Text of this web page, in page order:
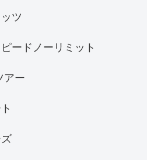
０
ツ
ードノーリミット
アー